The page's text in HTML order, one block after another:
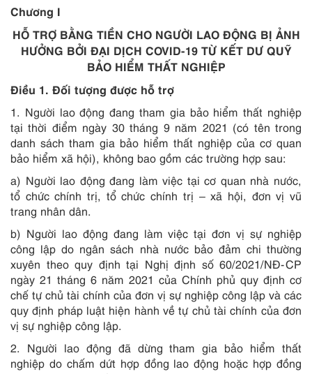
Chương I
HỖ TRỢ BẰNG TIỀN CHO NGƯỜI LAO ĐỘNG BỊ ẢNH
HƯỞNG BỞI ĐẠI DỊCH COVID-19 TỪ KẾT DƯ QUỸ
BẢO HIỂM THẤT NGHIỆP
Điều 1. Đối tượng được hỗ trợ
1. Người lao động đang tham gia bảo hiểm thất nghiệp
tại thời điểm ngày 30 tháng 9 năm 2021 (có tên trong
danh sách tham gia bảo hiểm thất nghiệp của cơ quan
bảo hiểm xã hội), không bao gồm các trường hợp sau:
a) Người lao động đang làm việc tại cơ quan nhà nước,
tổ chức chính trị, tổ chức chính trị – xã hội, đơn vị vũ
trang nhân dân.
b) Người lao động đang làm việc tại đơn vị sự nghiệp
công lập do ngân sách nhà nước bảo đảm chi thường
xuyên theo quy định tại Nghị định số 60/2021/NĐ-CP
ngày 21 tháng 6 năm 2021 của Chính phủ quy định cơ
chế tự chủ tài chính của đơn vị sự nghiệp công lập và các
quy định pháp luật hiện hành về tự chủ tài chính của đơn
vị sự nghiệp công lập.
2. Người lao động đã dừng tham gia bảo hiểm thất
nghiệp do chấm dứt hợp đồng lao động hoặc hợp đồng